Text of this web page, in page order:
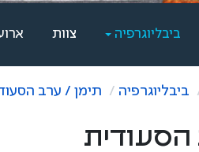
ביבליוגרפיה צוות
ביבליוגרפיה תימן / ערב